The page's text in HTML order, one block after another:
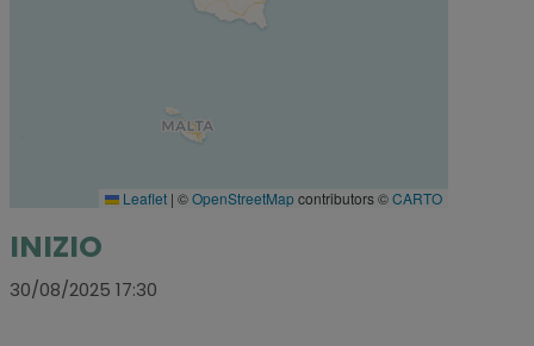
Leaflet | ©OpenStreetMapcontributors ©CARTO
INIZIO
30/08/2025 17:30